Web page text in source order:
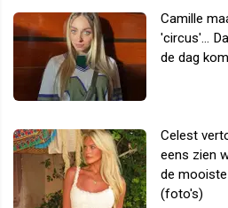
Camille
'circus'...
de dag
Celest
eens zien
de
(foto's)